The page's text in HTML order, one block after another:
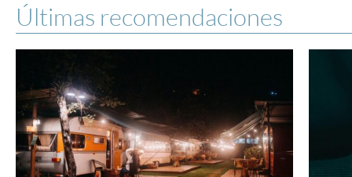
Últimas recomendaciones